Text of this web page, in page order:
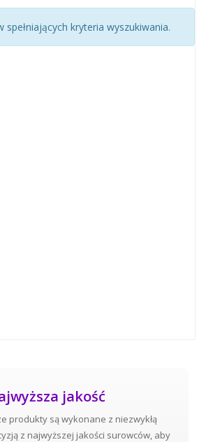
spełniających kryteria wyszukiwania.
jakość
produkty są wykonane z niezwykłą
z najwyższej jakości surowców, aby